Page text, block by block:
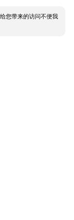
您带来的访问不便我